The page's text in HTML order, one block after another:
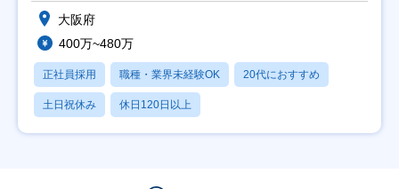
大阪府
400万~480万
正社員採用 職種・業界未経験OK 20代におすすめ
土日祝休み 休日120日以上